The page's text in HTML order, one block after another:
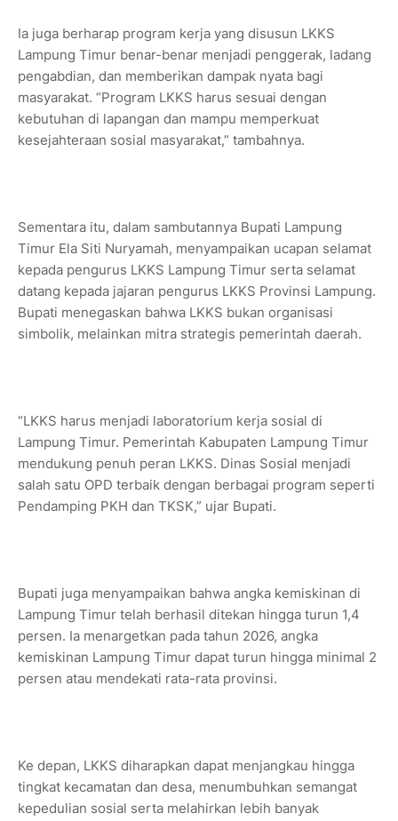
Ia juga berharap program kerja yang disusun LKKS
Lampung Timur benar-benar menjadi penggerak, ladang
pengabdian, dan memberikan dampak nyata bagi
masyarakat. “Program LKKS harus sesuai dengan
kebutuhan di lapangan dan mampu memperkuat
kesejahteraan sosial masyarakat,” tambahnya.
Sementara itu, dalam sambutannya Bupati Lampung
Timur Ela Siti Nuryamah, menyampaikan ucapan selamat
kepada pengurus LKKS Lampung Timur serta selamat
datang kepada jajaran pengurus LKKS Provinsi Lampung.
Bupati menegaskan bahwa LKKS bukan organisasi
simbolik, melainkan mitra strategis pemerintah daerah.
“LKKS harus menjadi laboratorium kerja sosial di
Lampung Timur. Pemerintah Kabupaten Lampung Timur
mendukung penuh peran LKKS. Dinas Sosial menjadi
salah satu OPD terbaik dengan berbagai program seperti
Pendamping PKH dan TKSK,” ujar Bupati.
Bupati juga menyampaikan bahwa angka kemiskinan di
Lampung Timur telah berhasil ditekan hingga turun 1,4
persen. Ia menargetkan pada tahun 2026, angka
kemiskinan Lampung Timur dapat turun hingga minimal 2
persen atau mendekati rata-rata provinsi.
Ke depan, LKKS diharapkan dapat menjangkau hingga
tingkat kecamatan dan desa, menumbuhkan semangat
kepedulian sosial serta melahirkan lebih banyak